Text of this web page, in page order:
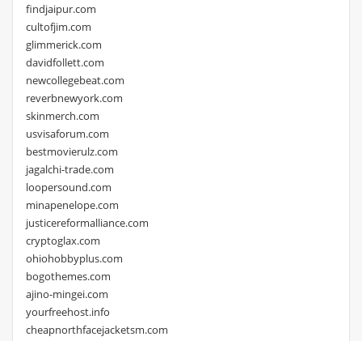
findjaipur.com
cultofjim.com
glimmerick.com
davidfollett.com
newcollegebeat.com
reverbnewyork.com
skinmerch.com
usvisaforum.com
bestmovierulz.com
jagalchi-trade.com
loopersound.com
minapenelope.com
justicereformalliance.com
cryptoglax.com
ohiohobbyplus.com
bogothemes.com
ajino-mingei.com
yourfreehost.info
cheapnorthfacejacketsm.com